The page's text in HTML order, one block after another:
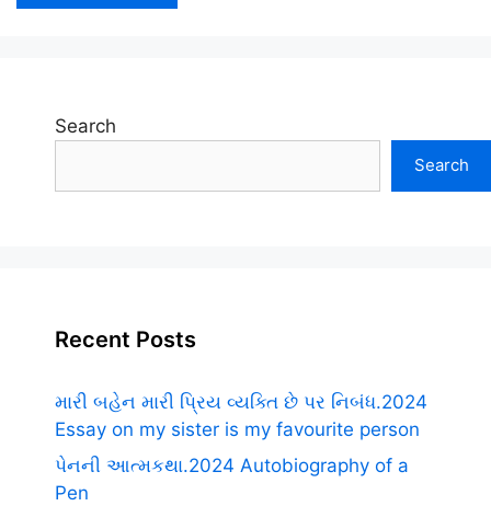
Search
Search
Recent Posts
મારી બહેન મારી પ્રિય વ્યક્તિ છે પર નિબંધ.2024
Essay on my sister is my favourite person
પેનની આત્મકથા.2024 Autobiography of a
Pen